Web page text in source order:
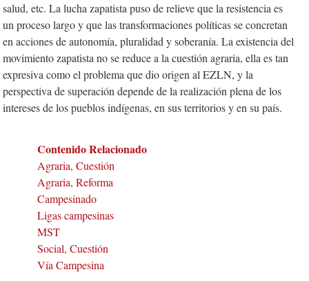
salud, etc. La lucha zapatista puso de relieve que la resistencia es
un proceso largo y que las transformaciones políticas se concretan
en acciones de autonomía, pluralidad y soberanía. La existencia del
movimiento zapatista no se reduce a la cuestión agraria, ella es tan
expresiva como el problema que dio origen al EZLN, y la
perspectiva de superación depende de la realización plena de los
intereses de los pueblos indígenas, en sus territorios y en su país.
Contenido Relacionado
Agraria, Cuestión
Agraria, Reforma
Campesinado
Ligas campesinas
MST
Social, Cuestión
Vía Campesina